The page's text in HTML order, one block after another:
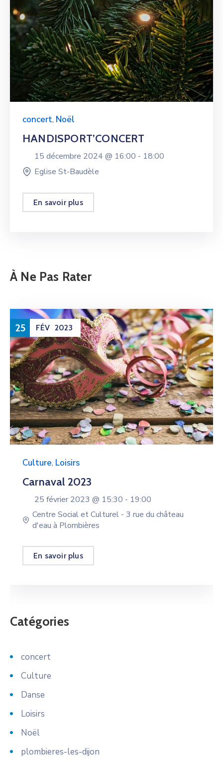
concert, Noël
HANDISPORT’CONCERT
15 décembre 2024 @ 16:00 - 18:00
Eglise St-Baudèle
En savoir plus
À Ne Pas Rater
25 FÉV 2023
Culture, Loisirs
Carnaval 2023
25 février 2023 @ 15:30 - 19:00
Centre Social et Culturel - 3 rue du château
d'eau à Plombières
En savoir plus
Catégories
concert
Culture
Danse
Loisirs
Noël
plombieres-les-dijon